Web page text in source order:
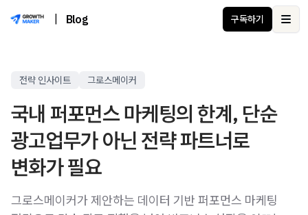
Blog 구독하기
전략 인사이트 그로스메이커
국내 퍼포먼스 마케팅의 한계, 단순
광고업무가 아닌 전략 파트너로
변화가 필요
그로스메이커가 제안하는 데이터 기반 퍼포먼스 마케팅